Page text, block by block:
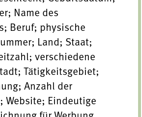
Name des
Beruf; physische
Land; Staat;
verschiedene
Tätigkeitsgebiet;
Anzahl der
Website; Eindeutige